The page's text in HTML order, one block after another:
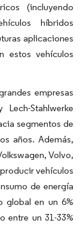
(incluyendo
híbridos
aplicaciones
estos vehículos
empresas
Stahlwerke
segmentos de
años. Además,
Volvo,
vehículos
de energía
global en un 6%
entre un 31-33%